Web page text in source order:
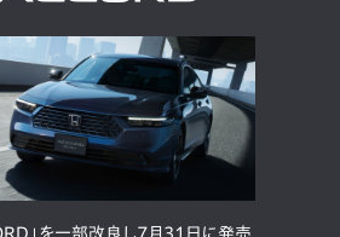
」を一部改良し7月31日に発売